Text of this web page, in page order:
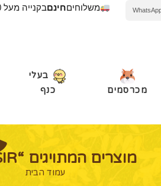
משלוחיםחינםבקנייה מעל 200 ש״ח באשקלון
מכרסמים
בעלי
כנף
מוצרים המתויגים “PLAISIR”
עמוד הבית